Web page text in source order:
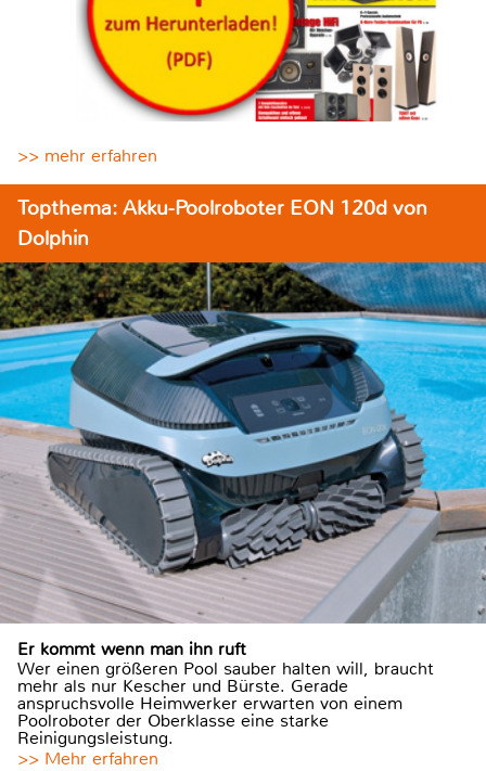
>> mehr erfahren
Topthema: Akku-Poolroboter EON 120d von
Dolphin
Er kommt wenn man ihn ruft
Wer einen größeren Pool sauber halten will, braucht
mehr als nur Kescher und Bürste. Gerade
anspruchsvolle Heimwerker erwarten von einem
Poolroboter der Oberklasse eine starke
Reinigungsleistung.
>> Mehr erfahren